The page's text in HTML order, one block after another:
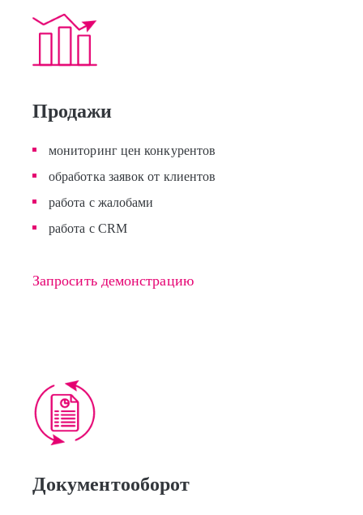
Продажи
мониторинг цен конкурентов
обработка заявок от клиентов
работа с жалобами
работа с CRM
Запросить демонстрацию
Документооборот